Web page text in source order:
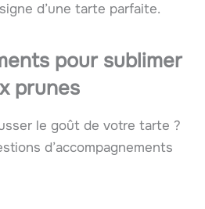
d’une tarte parfaite.
pour sublimer
prunes
le goût de votre tarte ?
d’accompagnements